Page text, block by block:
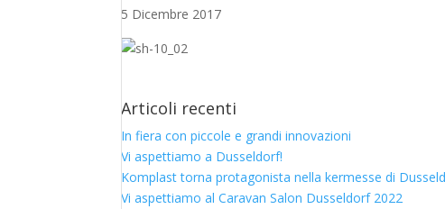
5 Dicembre 2017
Articoli recenti
In fiera con piccole e grandi innovazioni
Vi aspettiamo a Dusseldorf!
Komplast torna protagonista nella kermesse di
Vi aspettiamo al Caravan Salon Dusseldorf 2022